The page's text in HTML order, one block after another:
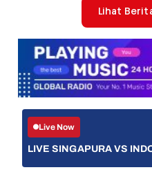
Lihat
Live Now
LIVE SINGAPURA VS